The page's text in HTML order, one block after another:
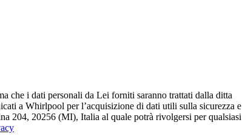
che i dati personali da Lei forniti saranno​ trattati dalla ditta
a Whirlpool per l’acquisizione di dati utili sulla sicurezza e
204, 20256 (MI), Italia al quale potrà rivolgersi per qualsiasi